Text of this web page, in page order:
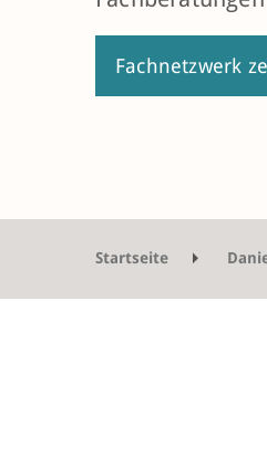
Fachnetzwerk
Startseite